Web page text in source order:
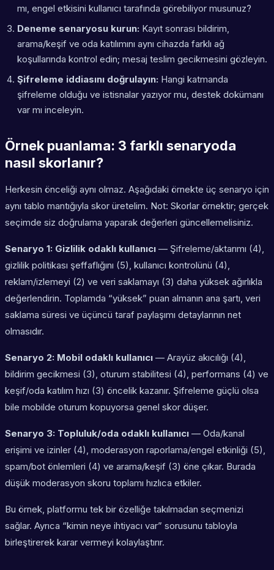
mı, engel etkisini kullanıcı tarafında görebiliyor musunuz?
Deneme senaryosu kurun: Kayıt sonrası bildirim,
arama/keşif ve oda katılımını aynı cihazda farklı ağ
koşullarında kontrol edin; mesaj teslim gecikmesini gözleyin.
Şifreleme iddiasını doğrulayın: Hangi katmanda
şifreleme olduğu ve istisnalar yazıyor mu, destek dokümanı
var mı inceleyin.
Örnek puanlama: 3 farklı senaryoda
nasıl skorlanır?
Herkesin önceliği aynı olmaz. Aşağıdaki örnekte üç senaryo için
aynı tablo mantığıyla skor üretelim. Not: Skorlar örnektir; gerçek
seçimde siz doğrulama yaparak değerleri güncellemelisiniz.
Senaryo 1: Gizlilik odaklı kullanıcı — Şifreleme/aktarımı (4),
gizlilik politikası şeffaflığını (5), kullanıcı kontrolünü (4),
reklam/izlemeyi (2) ve veri saklamayı (3) daha yüksek ağırlıkla
değerlendirin. Toplamda “yüksek” puan almanın ana şartı, veri
saklama süresi ve üçüncü taraf paylaşımı detaylarının net
olmasıdır.
Senaryo 2: Mobil odaklı kullanıcı — Arayüz akıcılığı (4),
bildirim gecikmesi (3), oturum stabilitesi (4), performans (4) ve
keşif/oda katılım hızı (3) öncelik kazanır. Şifreleme güçlü olsa
bile mobilde oturum kopuyorsa genel skor düşer.
Senaryo 3: Topluluk/oda odaklı kullanıcı — Oda/kanal
erişimi ve izinler (4), moderasyon raporlama/engel etkinliği (5),
spam/bot önlemleri (4) ve arama/keşif (3) öne çıkar. Burada
düşük moderasyon skoru toplamı hızlıca etkiler.
Bu örnek, platformu tek bir özelliğe takılmadan seçmenizi
sağlar. Ayrıca “kimin neye ihtiyacı var” sorusunu tabloyla
birleştirerek karar vermeyi kolaylaştırır.